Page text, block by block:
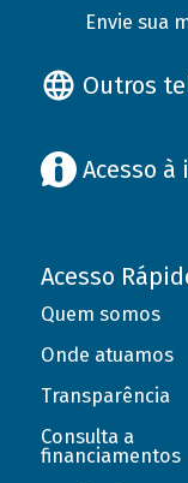
Envie sua
Outros
Acesso
Acesso
Quem somos
Onde atuamos
Transparência
Consulta a
financiamentos